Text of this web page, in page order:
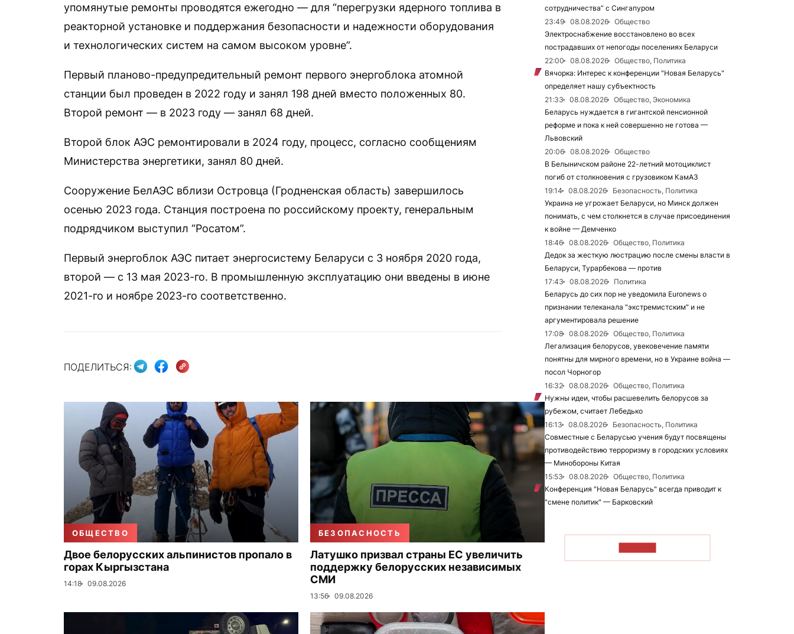
упомянутые ремонты проводятся ежегодно — для “перегрузки ядерного топлива в
реакторной установке и поддержания безопасности и надежности оборудования
и технологических систем на самом высоком уровне”.
Первый планово-предупредительный ремонт первого энергоблока атомной
станции был проведен в 2022 году и занял 198 дней вместо положенных 80.
Второй ремонт — в 2023 году — занял 68 дней.
Второй блок АЭС ремонтировали в 2024 году, процесс, согласно сообщениям
Министерства энергетики, занял 80 дней.
Сооружение БелАЭС вблизи Островца (Гродненская область) завершилось
осенью 2023 года. Станция построена по российскому проекту, генеральным
подрядчиком выступил “Росатом”.
Первый энергоблок АЭС питает энергосистему Беларуси с 3 ноября 2020 года,
второй — с 13 мая 2023-го. В промышленную эксплуатацию они введены в июне
2021-го и ноябре 2023-го соответственно.
ПОДЕЛИТЬСЯ:
ОБЩЕСТВО
Двое белорусских альпинистов пропало в
горах Кыргызстана
14:18 09.08.2026
БЕЗОПАСНОСТЬ
Латушко призвал страны ЕС увеличить
поддержку белорусских независимых
СМИ
13:56 09.08.2026
сотрудничества” с Сингапуром
23:49
08.08.2026
Общество
Электроснабжение восстановлено во всех
пострадавших от непогоды поселениях Беларуси
22:00
08.08.2026
Общество, Политика
Вячорка: Интерес к конференции "Новая Беларусь"
определяет нашу субъектность
21:33
08.08.2026
Общество, Экономика
Беларусь нуждается в гигантской пенсионной
реформе и пока к ней совершенно не готова —
Львовский
20:06
08.08.2026
Общество
В Белыничском районе 22-летний мотоциклист
погиб от столкновения с грузовиком КамАЗ
19:14
08.08.2026
Безопасность, Политика
Украина не угрожает Беларуси, но Минск должен
понимать, с чем столкнется в случае присоединения
к войне — Демченко
18:46
08.08.2026
Общество, Политика
Дедок за жесткую люстрацию после смены власти в
Беларуси, Турарбекова — против
17:43
08.08.2026
Политика
Беларусь до сих пор не уведомила Euronews о
признании телеканала "экстремистским" и не
аргументировала решение
17:08
08.08.2026
Общество, Политика
Легализация белорусов, увековечение памяти
понятны для мирного времени, но в Украине война —
посол Чорногор
16:32
08.08.2026
Общество, Политика
Нужны идеи, чтобы расшевелить белорусов за
рубежом, считает Лебедько
16:13
08.08.2026
Безопасность, Политика
Совместные с Беларусью учения будут посвящены
противодействию терроризму в городских условиях
— Минобороны Китая
15:53
08.08.2026
Общество, Политика
Конференция "Новая Беларусь" всегда приводит к
"смене политик" — Барковский